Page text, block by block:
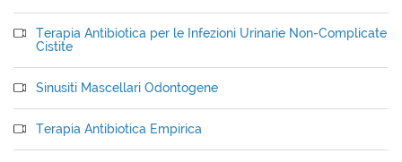
Terapia Antibiotica per le Infezioni Urinarie Non-Complicate
Cistite
Sinusiti Mascellari Odontogene
Terapia Antibiotica Empirica